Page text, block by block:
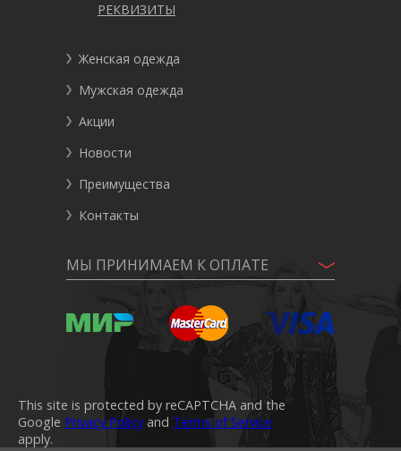
РЕКВИЗИТЫ
Женская одежда
Мужская одежда
Акции
Новости
Преимущества
Контакты
МЫ ПРИНИМАЕМ К ОПЛАТЕ
This site is protected by reCAPTCHA and the
Google Privacy Policy and Terms of Service
apply.